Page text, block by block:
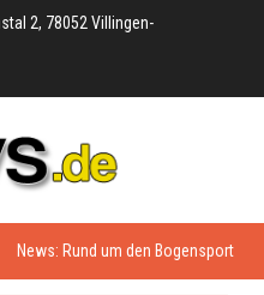
2, 78052 Villingen-
News: Rund um den Bogensport